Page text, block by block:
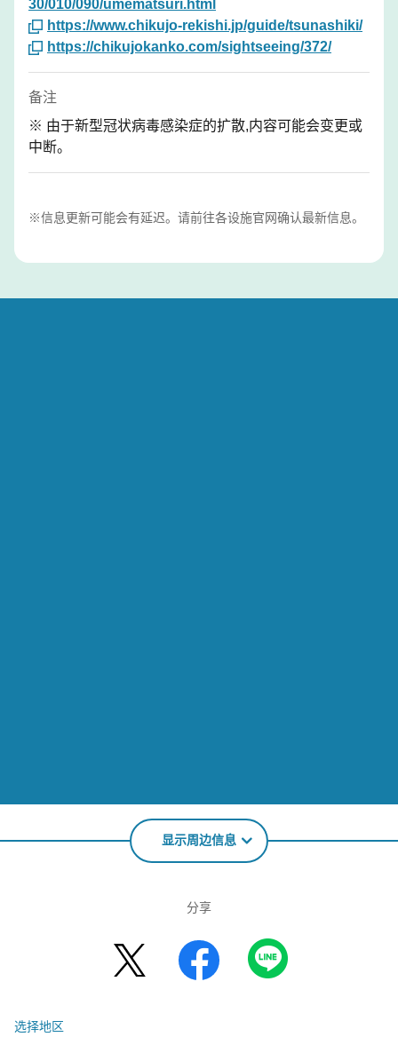
30/010/090/umematsuri.html
https://www.chikujo-rekishi.jp/guide/tsunashiki/
https://chikujokanko.com/sightseeing/372/
备注
※ 由于新型冠状病毒感染症的扩散,内容可能会变更或
中断。
※信息更新可能会有延迟。请前往各设施官网确认最新信息。
显示周边信息
分享
选择地区